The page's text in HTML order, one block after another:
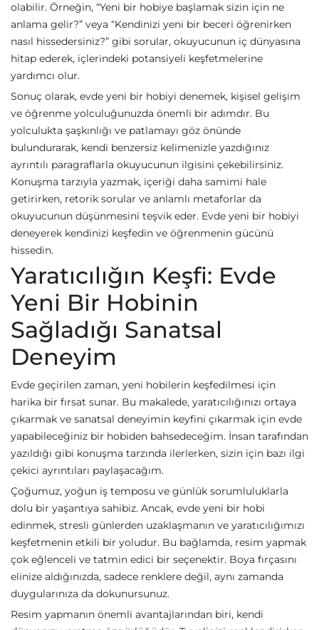
olabilir. Örneğin, “Yeni bir hobiye başlamak sizin için ne
anlama gelir?” veya “Kendinizi yeni bir beceri öğrenirken
nasıl hissedersiniz?” gibi sorular, okuyucunun iç dünyasına
hitap ederek, içlerindeki potansiyeli keşfetmelerine
yardımcı olur.
Sonuç olarak, evde yeni bir hobiyi denemek, kişisel gelişim
ve öğrenme yolculuğunuzda önemli bir adımdır. Bu
yolculukta şaşkınlığı ve patlamayı göz önünde
bulundurarak, kendi benzersiz kelimenizle yazdığınız
ayrıntılı paragraflarla okuyucunun ilgisini çekebilirsiniz.
Konuşma tarzıyla yazmak, içeriği daha samimi hale
getirirken, retorik sorular ve anlamlı metaforlar da
okuyucunun düşünmesini teşvik eder. Evde yeni bir hobiyi
deneyerek kendinizi keşfedin ve öğrenmenin gücünü
hissedin.
Yaratıcılığın Keşfi: Evde
Yeni Bir Hobinin
Sağladığı Sanatsal
Deneyim
Evde geçirilen zaman, yeni hobilerin keşfedilmesi için
harika bir fırsat sunar. Bu makalede, yaratıcılığınızı ortaya
çıkarmak ve sanatsal deneyimin keyfini çıkarmak için evde
yapabileceğiniz bir hobiden bahsedeceğim. İnsan tarafından
yazıldığı gibi konuşma tarzında ilerlerken, sizin için bazı ilgi
çekici ayrıntıları paylaşacağım.
Çoğumuz, yoğun iş temposu ve günlük sorumluluklarla
dolu bir yaşantıya sahibiz. Ancak, evde yeni bir hobi
edinmek, stresli günlerden uzaklaşmanın ve yaratıcılığımızı
keşfetmenin etkili bir yoludur. Bu bağlamda, resim yapmak
çok eğlenceli ve tatmin edici bir seçenektir. Boya fırçasını
elinize aldığınızda, sadece renklere değil, aynı zamanda
duygularınıza da dokunursunuz.
Resim yapmanın önemli avantajlarından biri, kendi